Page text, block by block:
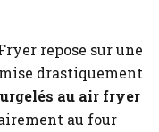
repose sur une
drastiquement
au air fryer
au four